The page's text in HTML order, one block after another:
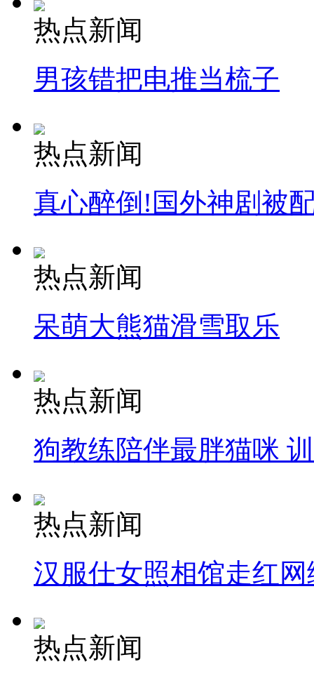
热点新闻
男孩错把电推当梳子
热点新闻
真心醉倒!国外神剧被
热点新闻
呆萌大熊猫滑雪取乐
热点新闻
狗教练陪伴最胖猫咪
热点新闻
汉服仕女照相馆走红网
热点新闻